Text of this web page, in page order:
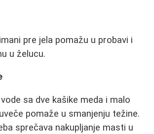
pre jela pomažu u probavi i
u želucu.
sa dve kašike meda i malo
pomaže u smanjenju težine.
sprečava nakupljanje masti u